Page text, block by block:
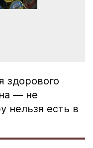
здорового
— не
нельзя есть в